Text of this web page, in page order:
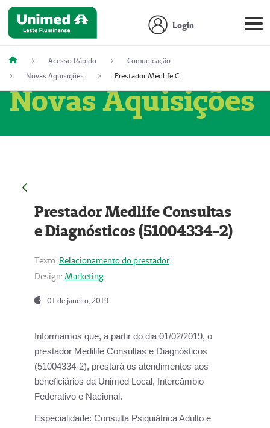
Login
Acesso Rápido
Comunicação
Novas Aquisições
Prestador Medlife Consultas e Diagnósticos (51004334-2)
Novas Aquisições
Prestador Medlife Consultas
e Diagnósticos (51004334-2)
Texto: Relacionamento do prestador
Design: Marketing
01 de janeiro, 2019
Informamos que, a partir do dia 01/02/2019, o
prestador Medilife Consultas e Diagnósticos
(51004334-2), prestará os atendimentos aos
beneficiários da Unimed Local, Intercâmbio
Federativo e Nacional.
Especialidade: Consulta Psiquiátrica Adulto e